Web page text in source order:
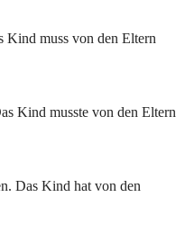
Kind muss von den Eltern
Kind musste von den Eltern
Das Kind hat von den